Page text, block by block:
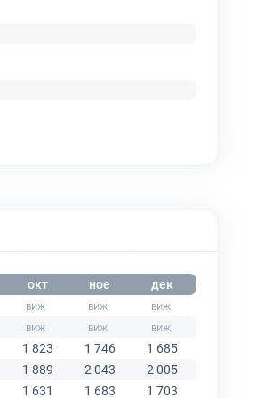
окт ное дек
1 823 1 746
1 685
1 889 2 043
2 005
1 631 1 683 1 703